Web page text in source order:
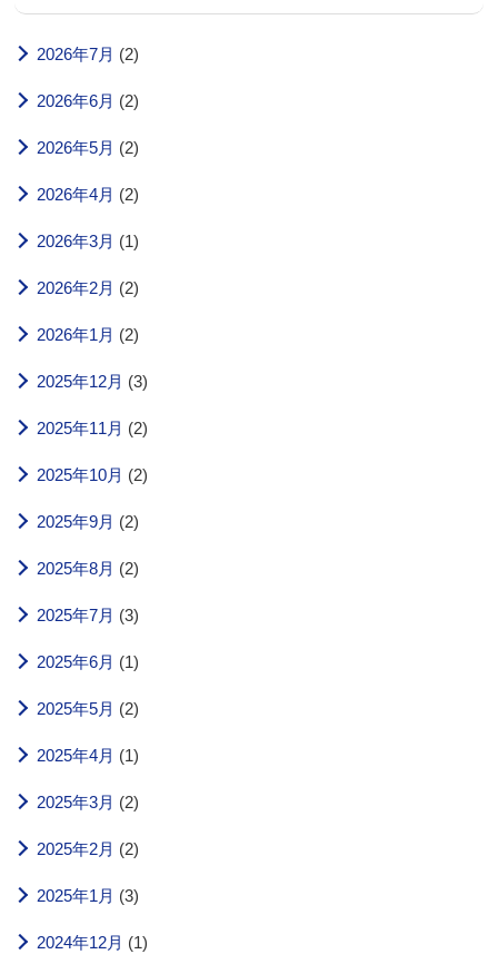
2026年7月 (2)
2026年6月 (2)
2026年5月 (2)
2026年4月 (2)
2026年3月 (1)
2026年2月 (2)
2026年1月 (2)
2025年12月 (3)
2025年11月 (2)
2025年10月 (2)
2025年9月 (2)
2025年8月 (2)
2025年7月 (3)
2025年6月 (1)
2025年5月 (2)
2025年4月 (1)
2025年3月 (2)
2025年2月 (2)
2025年1月 (3)
2024年12月 (1)